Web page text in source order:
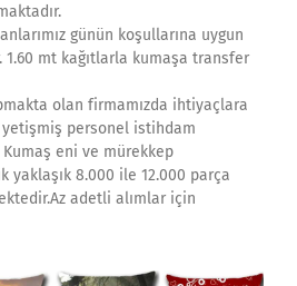
günün koşullarına uygun
mt kağıtlarla kumaşa transfer
olan firmamızda ihtiyaçlara
personel istihdam
eni ve mürekkep
yaklaşık 8.000 ile 12.000 parça
adetli alımlar için